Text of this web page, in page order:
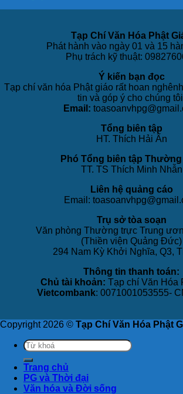
Tạp Chí Văn Hóa Phật
Phát hành vào ngày 01 và 15
Phụ trách kỹ thuật:
Ý kiến bạn đọc
Tạp chí văn hóa Phật giáo rất hoan
tin và góp ý cho chúng
Email:
Tổng biên tập
HT. Thích Hải Ấn
Phó Tổng biên tập
TT. TS Thích Minh Nhẫn
Liên hệ quảng cáo
Email:
Trụ sở tòa soạn
Văn phòng Thường trực Trung
(Thiền viện Quảng Đức)
294 Nam Kỳ Khởi Nghĩa, Q3,
Thông tin thanh toán:
Chủ tài khoản: Tạp chí Văn Hóa
Vietcombank: 0071001053555-
Copyright 2026 © Tạp Chí Văn Hóa Phật
Trang chủ
PG và Thời đại
Văn hóa và Đời sống